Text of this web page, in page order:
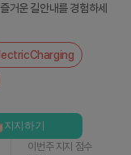
거운 길안내를 경험하세
이번주 지지 점수
지지하기